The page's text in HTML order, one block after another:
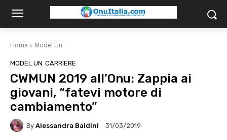
Home Model Un
MODEL UN CARRIERE
CWMUN 2019 all’Onu: Zappia ai
giovani, “fatevi motore di
cambiamento”
By Alessandra Baldini 31/03/2019